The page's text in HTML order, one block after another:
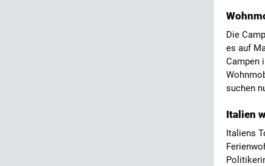
Die
es auf
Campen
suchen
Italien
Italiens